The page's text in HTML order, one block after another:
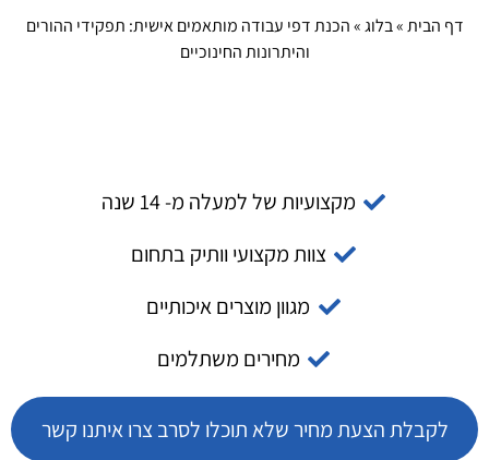
דף הבית»בלוג»הכנת דפי עבודה מותאמים אישית: תפקידי ההורים
והיתרונות החינוכיים
מקצועיות של למעלה מ- 14 שנה
צוות מקצועי וותיק בתחום
מגוון מוצרים איכותיים
מחירים משתלמים
לקבלת הצעת מחיר שלא תוכלו לסרב צרו איתנו קשר